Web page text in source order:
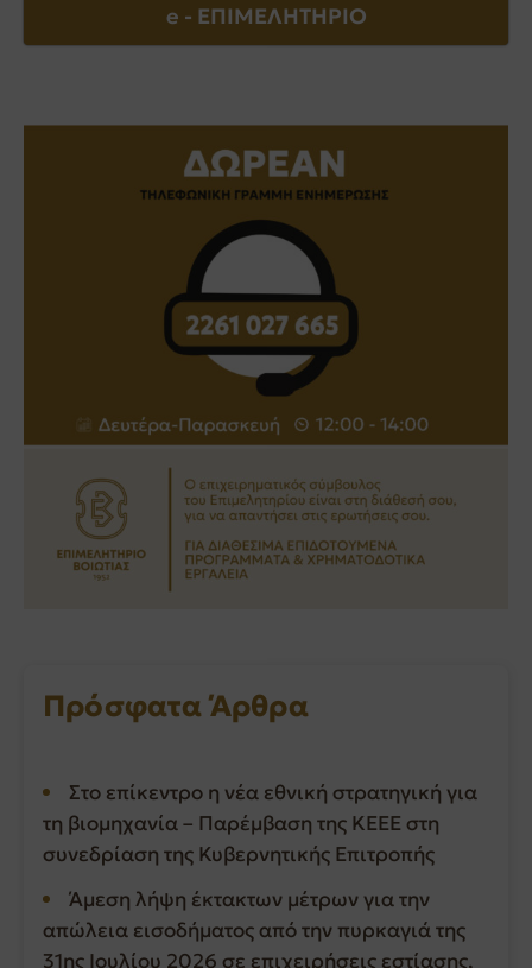
e - EΠΙΜΕΛΗΤΗΡΙΟ
Πρόσφατα Άρθρα
Στο επίκεντρο η νέα εθνική στρατηγική για
τη βιομηχανία – Παρέμβαση της ΚΕΕΕ στη
συνεδρίαση της Κυβερνητικής Επιτροπής
Άμεση λήψη έκτακτων μέτρων για την
απώλεια εισοδήματος από την πυρκαγιά της
31ης Ιουλίου 2026 σε επιχειρήσεις εστίασης,